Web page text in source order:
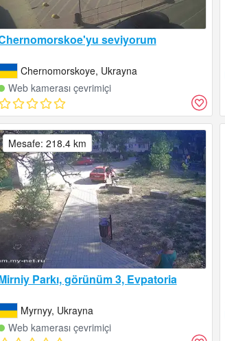
seviyorum
Chernomorskoye, Ukrayna
Web kamerası çevrimiçi
Parkı, görünüm 3, Evpatoria
Myrnyy, Ukrayna
Web kamerası çevrimiçi
Mesafe: 218.4 km